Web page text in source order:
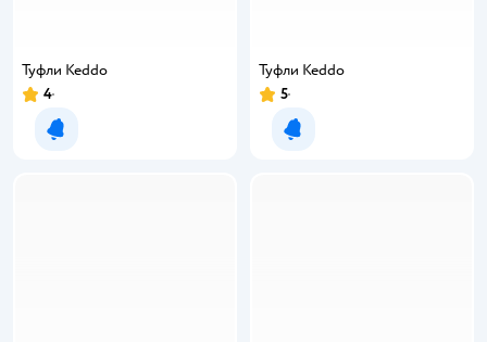
Туфли Keddo
Рейтинг:
4
Уведомить о появлении
Туфли Keddo
Рейтинг:
5
Уведомить о появлении